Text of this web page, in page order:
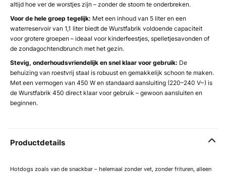
altijd hoe ver de worstjes zijn – zonder de stoom te onderbreken.
Voor de hele groep tegelijk: Met een inhoud van 5 liter en een
waterreservoir van 1,1 liter biedt de Wurstfabrik voldoende capaciteit
voor grotere groepen – ideaal voor kinderfeestjes, spelletjesavonden of
de zondagochtendbrunch met het gezin.
Stevig, onderhoudsvriendelijk en snel klaar voor gebruik: De
behuizing van roestvrij staal is robuust en gemakkelijk schoon te maken.
Met een vermogen van 450 W en standaard aansluiting (220–240 V~) is
de Wurstfabrik 450 direct klaar voor gebruik – gewoon aansluiten en
beginnen.
Productdetails
Hotdogs zoals van de snackbar – helemaal zonder vet, zonder frituren, alleen